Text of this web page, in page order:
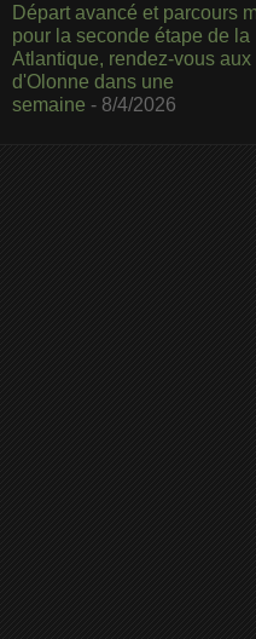
Départ avancé et parcours
pour la seconde étape de la
Atlantique, rendez-vous
d'Olonne dans une
semaine - 8/4/2026